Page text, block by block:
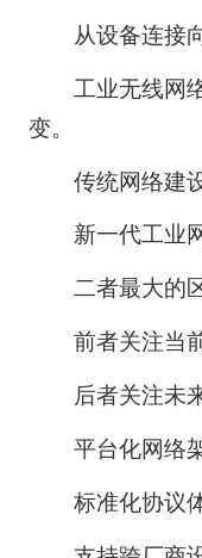
从设备连接向
工业无线网络
变。
传统网络建设
新一代工业网
二者最大的区
前者关注当
后者关注未来
平台化网络架
标准化协议